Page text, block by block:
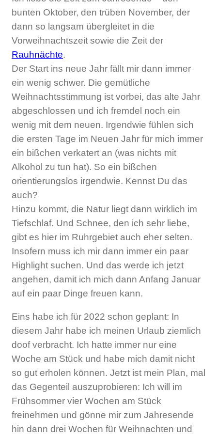
bunten Oktober, den trüben November, der
dann so langsam übergleitet in die
Vorweihnachtszeit sowie die Zeit der
Rauhnächte.
Der Start ins neue Jahr fällt mir dann immer
ein wenig schwer. Die gemütliche
Weihnachtsstimmung ist vorbei, das alte Jahr
abgeschlossen und ich fremdel noch ein
wenig mit dem neuen. Irgendwie fühlen sich
die ersten Tage im Neuen Jahr für mich immer
ein bißchen verkatert an (was nichts mit
Alkohol zu tun hat). So ein bißchen
orientierungslos irgendwie. Kennst Du das
auch?
Hinzu kommt, die Natur liegt dann wirklich im
Tiefschlaf. Und Schnee, den ich sehr liebe,
gibt es hier im Ruhrgebiet auch eher selten.
Insofern muss ich mir dann immer ein paar
Highlight suchen. Und das werde ich jetzt
angehen, damit ich mich dann Anfang Januar
auf ein paar Dinge freuen kann.
Eins habe ich für 2022 schon geplant: In
diesem Jahr habe ich meinen Urlaub ziemlich
doof verbracht. Ich hatte immer nur eine
Woche am Stück und habe mich damit nicht
so gut erholen können. Jetzt ist mein Plan, mal
das Gegenteil auszuprobieren: Ich will im
Frühsommer vier Wochen am Stück
freinehmen und gönne mir zum Jahresende
hin dann drei Wochen für Weihnachten und